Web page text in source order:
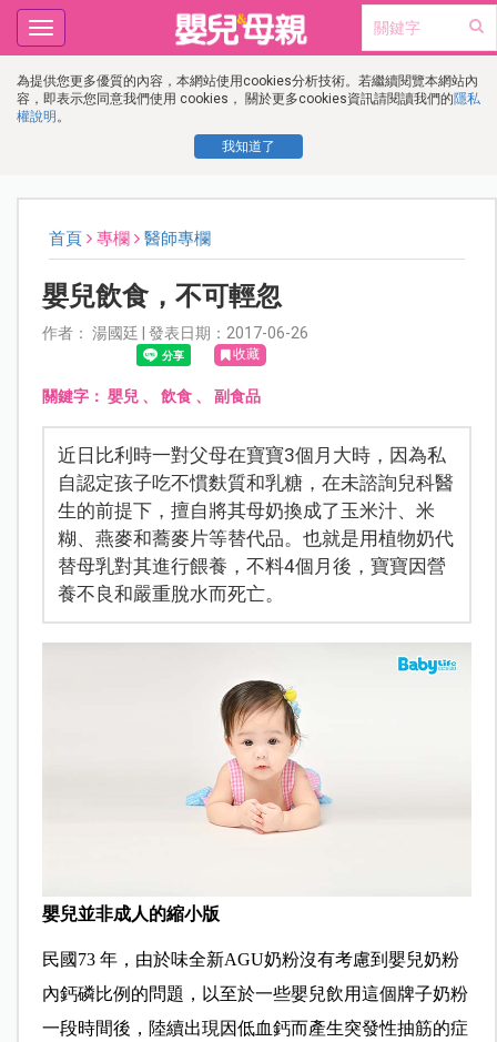
為提供您更多優質的內容，本網站使用cookies分析技術。若繼續閱覽本網站內
容，即表示您同意我們使用 cookies， 關於更多cookies資訊請閱讀我們的隱私
權說明 。
我知道了
Toggle
navigation
首頁 專欄 醫師專欄
嬰兒飲食，不可輕忽
作者： 湯國廷 | 發表日期：2017-06-26
收藏
關鍵字： 嬰兒、 飲食、 副食品
近日比利時一對父母在寶寶3個月大時，因為私
自認定孩子吃不慣麩質和乳糖，在未諮詢兒科醫
生的前提下，擅自將其母奶換成了玉米汁、米
糊、燕麥和蕎麥片等替代品。也就是用植物奶代
替母乳對其進行餵養，不料4個月後，寶寶因營
養不良和嚴重脫水而死亡。
嬰兒並非成人的縮小版
民國73 年，由於味全新AGU奶粉沒有考慮到嬰兒奶粉
內鈣磷比例的問題，以至於一些嬰兒飲用這個牌子奶粉
一段時間後，陸續出現因低血鈣而產生突發性抽筋的症